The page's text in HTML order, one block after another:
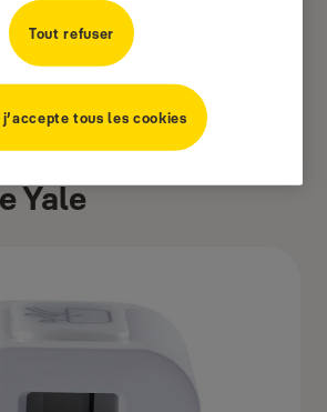
meuble
Yale
Tout refuser
j’accepte tous les cookies